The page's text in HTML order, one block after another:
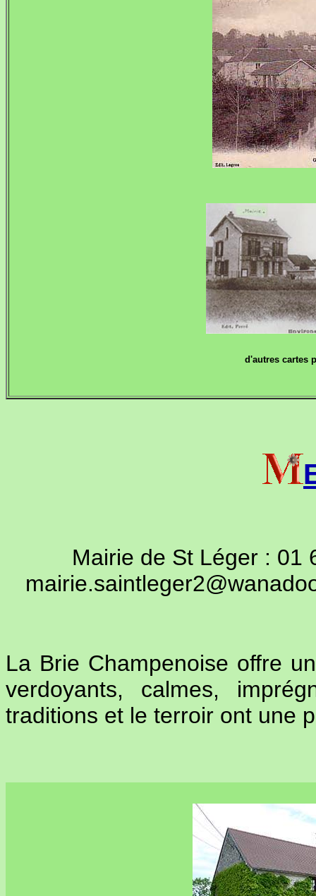
d'autres cartes
Mairie de St Léger : 01
La Brie Champenoise offre
verdoyants, calmes,
traditions et le terroir ont une